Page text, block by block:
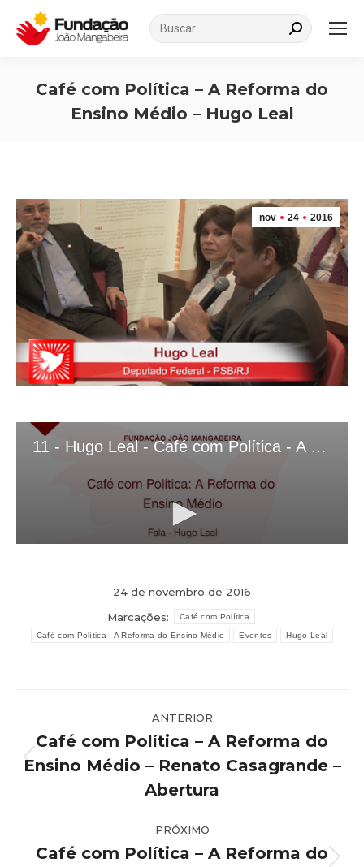
Search:
Café com Política – A Reforma do
Ensino Médio – Hugo Leal
nov 24 2016
24 de novembro de 2016
Marcações:
Café com Política
Café com Política - A Reforma do Ensino Médio Eventos Hugo Leal
de
post:
ANTERIOR
Post
anterior:
Café com Política – A Reforma do
Ensino Médio – Renato Casagrande –
Abertura
PRÓXIMO
Café com Política – A Reforma do